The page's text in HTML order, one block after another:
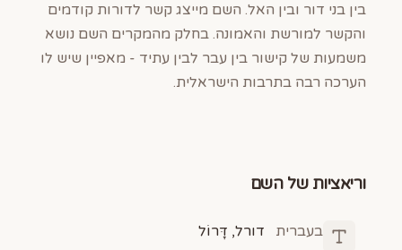
בין בני דור ובין האל. השם מייצג קשר לדורות קודמים
והקשר למורשת והאמונה. בחלק מהמקרים השם נושא
משמעות של קישור בין עבר לבין עתיד - מאפיין שיש לו
הערכה רבה בתרבות הישראלית.
וריאציות של השם
בעברית דורל, דָּרוֹל